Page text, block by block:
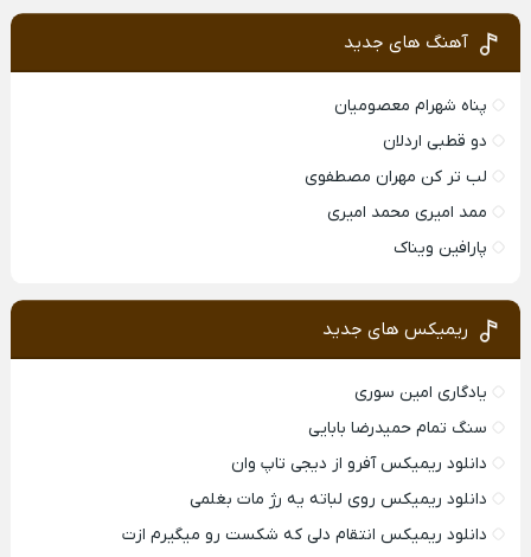
آهنگ های جدید
پناه شهرام معصومیان
دو قطبی اردلان
لب تر کن مهران مصطفوی
ممد امیری محمد امیری
پارافین ویناک
ریمیکس های جدید
یادگاری امین سوری
سنگ تمام حمیدرضا بابایی
دانلود ریمیکس آفرو از ديجی تاپ وان
دانلود ریمیکس روی لباته یه رژ مات بغلمی
دانلود ریمیکس انتقام دلی که شکست رو میگیرم ازت